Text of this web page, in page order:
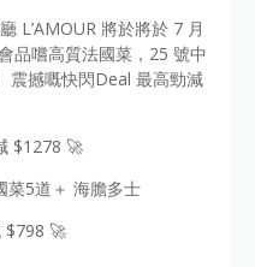
L’AMOUR 將於將於 7 月
品嚐高質法國菜，25 號中
撼嘅快閃Deal 最高勁減
$1278 🚀
菜5道＋ 海膽多士
$798 🚀